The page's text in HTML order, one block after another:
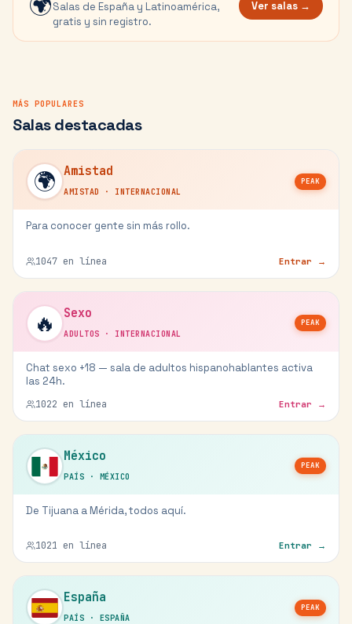
Salas de España y Latinoamérica,
gratis y sin registro.
Ver salas →
MÁS POPULARES
Salas destacadas
🌍 Amistad
AMISTAD · INTERNACIONAL
PEAK
Para conocer gente sin más rollo.
1047 en línea Entrar →
🔥 Sexo
ADULTOS · INTERNACIONAL
PEAK
Chat sexo +18 — sala de adultos hispanohablantes activa
las 24h.
1022 en línea Entrar →
México
PAÍS · MÉXICO
PEAK
De Tijuana a Mérida, todos aquí.
1021 en línea Entrar →
España
PAÍS · ESPAÑA
PEAK